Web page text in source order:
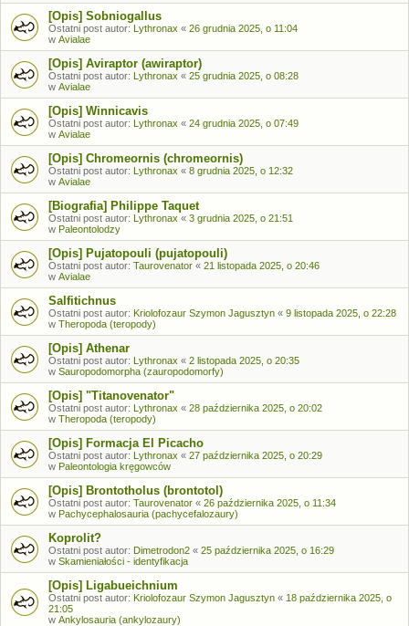
[Opis] Sobniogallus
Ostatni post autor: Lythronax « 26 grudnia 2025, o 11:04
w Avialae
[Opis] Aviraptor (awiraptor)
Ostatni post autor: Lythronax « 25 grudnia 2025, o 08:28
w Avialae
[Opis] Winnicavis
Ostatni post autor: Lythronax « 24 grudnia 2025, o 07:49
w Avialae
[Opis] Chromeornis (chromeornis)
Ostatni post autor: Lythronax « 8 grudnia 2025, o 12:32
w Avialae
[Biografia] Philippe Taquet
Ostatni post autor: Lythronax « 3 grudnia 2025, o 21:51
w Paleontolodzy
[Opis] Pujatopouli (pujatopouli)
Ostatni post autor: Taurovenator « 21 listopada 2025, o 20:46
w Avialae
Salfitichnus
Ostatni post autor: Kriolofozaur Szymon Jagusztyn « 9 listopada 2025, o 22:28
w Theropoda (teropody)
[Opis] Athenar
Ostatni post autor: Lythronax « 2 listopada 2025, o 20:35
w Sauropodomorpha (zauropodomorfy)
[Opis] "Titanovenator"
Ostatni post autor: Lythronax « 28 października 2025, o 20:02
w Theropoda (teropody)
[Opis] Formacja El Picacho
Ostatni post autor: Lythronax « 27 października 2025, o 20:29
w Paleontologia kręgowców
[Opis] Brontotholus (brontotol)
Ostatni post autor: Taurovenator « 26 października 2025, o 11:34
w Pachycephalosauria (pachycefalozaury)
Koprolit?
Ostatni post autor: Dimetrodon2 « 25 października 2025, o 16:29
w Skamieniałości - identyfikacja
[Opis] Ligabueichnium
Ostatni post autor: Kriolofozaur Szymon Jagusztyn « 18 października 2025, o
21:05
w Ankylosauria (ankylozaury)